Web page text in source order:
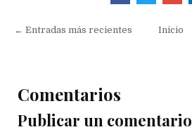
← Entradas más recientes Inicio
Comentarios
Publicar un comentario